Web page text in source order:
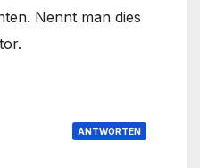
Nennt man dies
ANTWORTEN